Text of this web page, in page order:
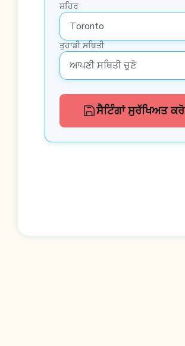
ਸ਼ਹਿਰ
ਤੁਹਾਡੀ ਸਥਿਤੀ
ਸੈਟਿੰਗਾਂ ਸੁਰੱਖਿਅਤ ਕਰੋ